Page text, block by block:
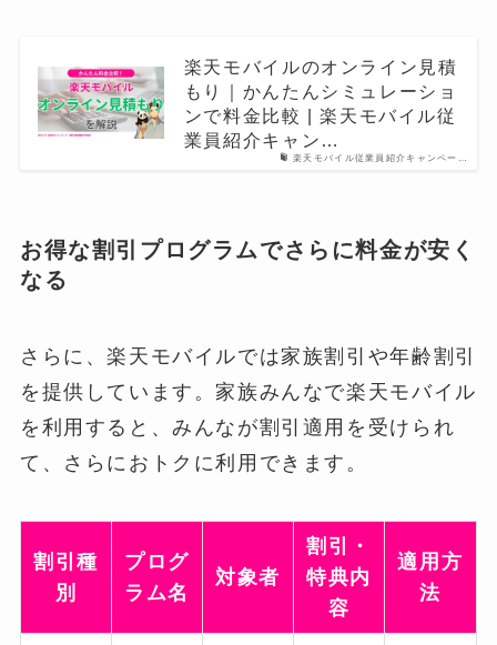
楽天モバイル従業員紹介キャンペー…
楽天モバイルのオンライン見積
もり｜かんたんシミュレーショ
ンで料金比較 | 楽天モバイル従
業員紹介キャン…
お得な割引プログラムでさらに料金が安く
なる
さらに、楽天モバイルでは家族割引や年齢割引
を提供しています。家族みんなで楽天モバイル
を利用すると、みんなが割引適用を受けられ
て、さらにおトクに利用できます。
割引種
別
プログ
ラム名
対象者
割引・
特典内
容
適用方
法